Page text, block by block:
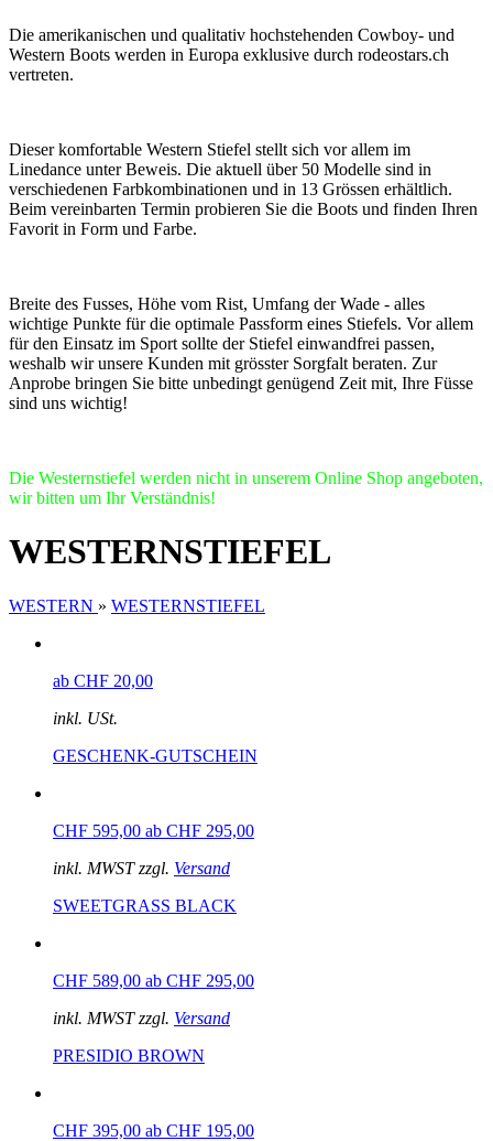
Die amerikanischen und qualitativ hochstehenden Cowboy- und
Western Boots werden in Europa exklusive durch rodeostars.ch
vertreten.
Dieser komfortable Western Stiefel stellt sich vor allem im
Linedance unter Beweis. Die aktuell über 50 Modelle sind in
verschiedenen Farbkombinationen und in 13 Grössen erhältlich.
Beim vereinbarten Termin probieren Sie die Boots und finden Ihren
Favorit in Form und Farbe.
Breite des Fusses, Höhe vom Rist, Umfang der Wade - alles
wichtige Punkte für die optimale Passform eines Stiefels. Vor allem
für den Einsatz im Sport sollte der Stiefel einwandfrei passen,
weshalb wir unsere Kunden mit grösster Sorgfalt beraten. Zur
Anprobe bringen Sie bitte unbedingt genügend Zeit mit, Ihre Füsse
sind uns wichtig!
Die Westernstiefel werden nicht in unserem Online Shop angeboten,
wir bitten um Ihr Verständnis!
WESTERNSTIEFEL
WESTERN » WESTERNSTIEFEL
ab CHF 20,00
inkl. USt.
GESCHENK-GUTSCHEIN
CHF 595,00 ab CHF 295,00
inkl. MWST zzgl. Versand
SWEETGRASS BLACK
CHF 589,00 ab CHF 295,00
inkl. MWST zzgl. Versand
PRESIDIO BROWN
CHF 395,00 ab CHF 195,00